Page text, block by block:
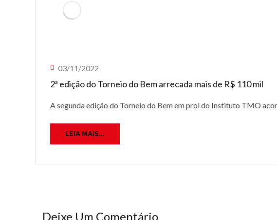
03/11/2022
2ª edição do Torneio do Bem arrecada mais de R$ 110 mil
A segunda edição do Torneio do Bem em prol do Instituto TMO
LEIA MAIS...
Deixe Um Comentário